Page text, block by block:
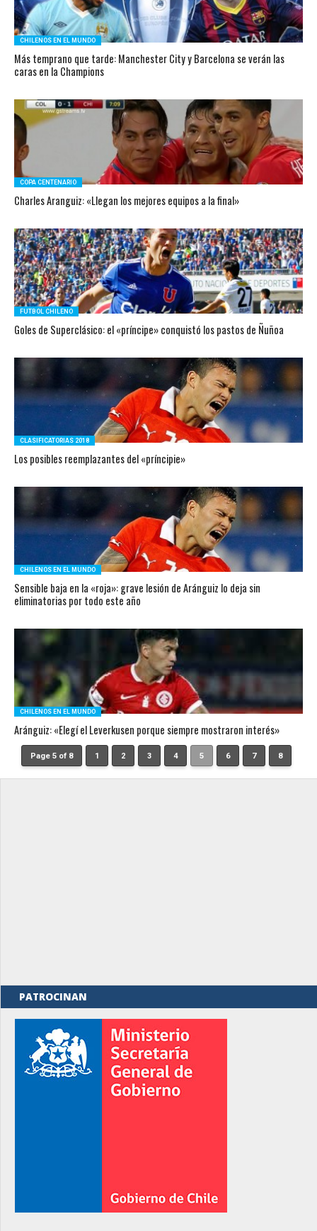
CHILENOS EN EL MUNDO
Más temprano que tarde: Manchester City y Barcelona se verán las
caras en la Champions
COPA CENTENARIO
Charles Aranguiz: «Llegan los mejores equipos a la final»
FUTBOL CHILENO
Goles de Superclásico: el «príncipe» conquistó los pastos de Ñuñoa
CLASIFICATORIAS 2018
Los posibles reemplazantes del «príncipie»
CHILENOS EN EL MUNDO
Sensible baja en la «roja»: grave lesión de Aránguiz lo deja sin
eliminatorias por todo este año
CHILENOS EN EL MUNDO
Aránguiz: «Elegí el Leverkusen porque siempre mostraron interés»
Page 5 of 8 1 2 3 4 5 6 7 8
PATROCINAN